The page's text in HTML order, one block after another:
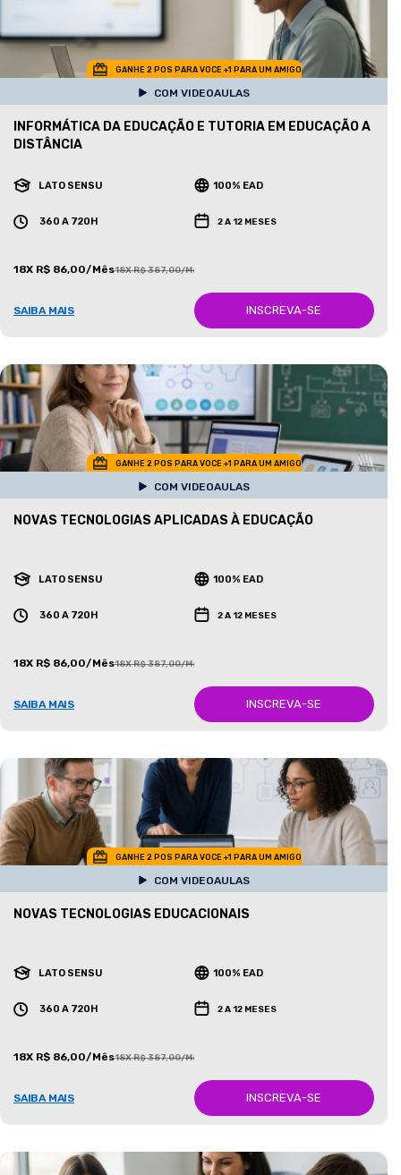
GANHE 2 POS PARA VOCE +1 PARA UM AMIGO
COM VIDEOAULAS
INFORMÁTICA DA EDUCAÇÃO E TUTORIA EM EDUCAÇÃO A
DISTÂNCIA
LATO SENSU 100% EAD
360 A 720H 2 A 12 MESES
18X R$ 86,00/Mês18X R$ 387,00/Mês
SAIBA MAIS INSCREVA-SE
GANHE 2 POS PARA VOCE +1 PARA UM AMIGO
COM VIDEOAULAS
NOVAS TECNOLOGIAS APLICADAS À EDUCAÇÃO
LATO SENSU 100% EAD
360 A 720H 2 A 12 MESES
18X R$ 86,00/Mês18X R$ 387,00/Mês
SAIBA MAIS INSCREVA-SE
GANHE 2 POS PARA VOCE +1 PARA UM AMIGO
COM VIDEOAULAS
NOVAS TECNOLOGIAS EDUCACIONAIS
LATO SENSU 100% EAD
360 A 720H 2 A 12 MESES
18X R$ 86,00/Mês18X R$ 387,00/Mês
SAIBA MAIS INSCREVA-SE